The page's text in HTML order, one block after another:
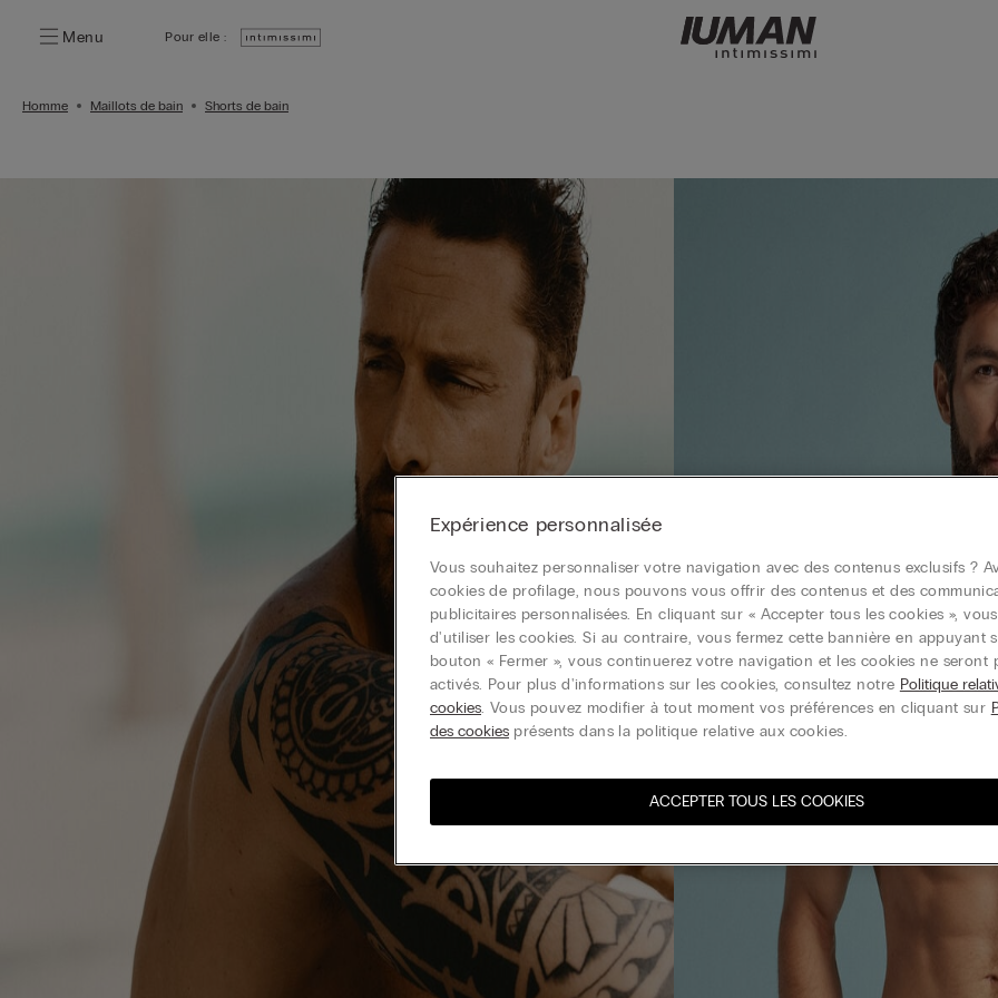
Menu Pour elle :
Homme Maillots de bain Shorts de bain
Expérience personnalisée
Vous souhaitez personnaliser votre navigation avec des contenus exclusifs ?
cookies de profilage, nous pouvons vous offrir des contenus et des
publicitaires personnalisées. En cliquant sur « Accepter tous les cookies »,
d'utiliser les cookies. Si au contraire, vous fermez cette bannière en appuyant
bouton « Fermer », vous continuerez votre navigation et les cookies ne seront
activés. Pour plus d'informations sur les cookies, consultez notre Politique
cookies. Vous pouvez modifier à tout moment vos préférences en cliquant sur
des cookies présents dans la politique relative aux cookies.
ACCEPTER TOUS LES COOKIES